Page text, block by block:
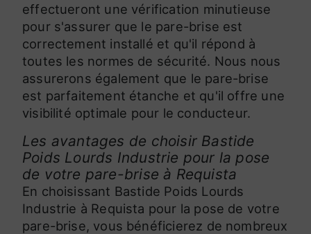
effectueront une vérification minutieuse
pour s'assurer que le pare-brise est
correctement installé et qu'il répond à
toutes les normes de sécurité. Nous nous
assurerons également que le pare-brise
est parfaitement étanche et qu'il offre une
visibilité optimale pour le conducteur.
Les avantages de choisir Bastide
Poids Lourds Industrie pour la pose
de votre pare-brise à Requista
En choisissant Bastide Poids Lourds
Industrie à Requista pour la pose de votre
pare-brise, vous bénéficierez de nombreux